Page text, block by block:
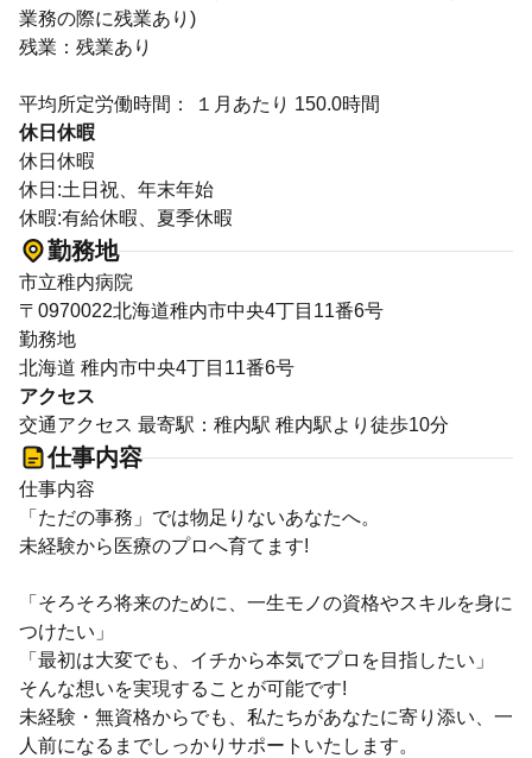
業務の際に残業あり)
残業：残業あり
平均所定労働時間： １月あたり 150.0時間
休日休暇
休日休暇
休日:土日祝、年末年始
休暇:有給休暇、夏季休暇
勤務地
市立稚内病院
〒0970022北海道稚内市中央4丁目11番6号
勤務地
北海道 稚内市中央4丁目11番6号
アクセス
交通アクセス 最寄駅：稚内駅 稚内駅より徒歩10分
仕事内容
仕事内容
「ただの事務」では物足りないあなたへ。
未経験から医療のプロへ育てます!
「そろそろ将来のために、一生モノの資格やスキルを身に
つけたい」
「最初は大変でも、イチから本気でプロを目指したい」
そんな想いを実現することが可能です!
未経験・無資格からでも、私たちがあなたに寄り添い、一
人前になるまでしっかりサポートいたします。